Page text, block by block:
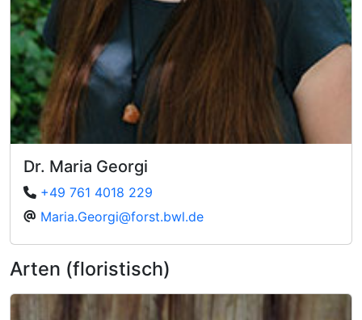
Dr. Maria Georgi
+49 761 4018 229
Maria.Georgi@forst.bwl.de
Arten (floristisch)